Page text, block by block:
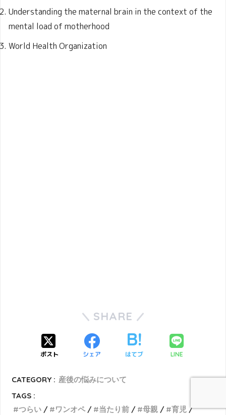
Understanding the maternal brain in the context of the
mental load of motherhood
World Health Organization
SHARE
ポスト シェア はてブ LINE
CATEGORY : 産後の悩みについて
TAGS :
つらい
ワンオペ 当たり前 母親 育児